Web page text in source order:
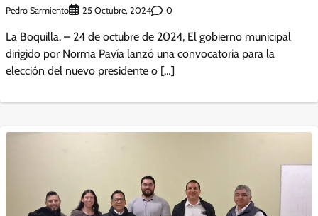
Pedro Sarmiento 25 Octubre, 2024 0
La Boquilla. – 24 de octubre de 2024, El gobierno municipal
dirigido por Norma Pavía lanzó una convocatoria para la
elección del nuevo presidente o […]